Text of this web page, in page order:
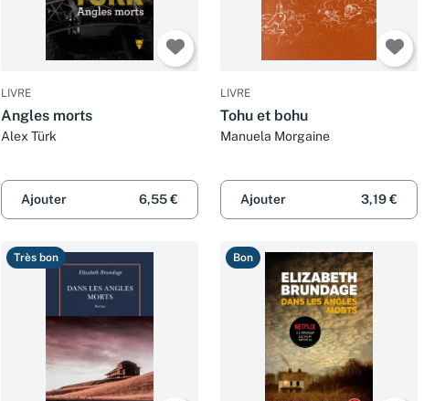
LIVRE
Angles morts
Alex Türk
Ajouter 6,55 €
LIVRE
Tohu et bohu
Manuela Morgaine
Ajouter 3,19 €
Très bon Bon